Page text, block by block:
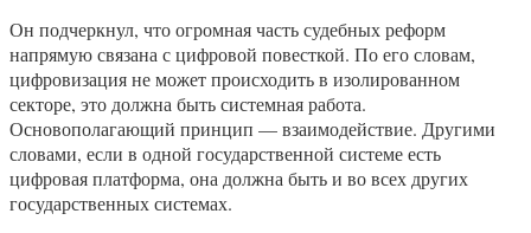
Он подчеркнул, что огромная часть судебных реформ
напрямую связана с цифровой повесткой. По его словам,
цифровизация не может происходить в изолированном
секторе, это должна быть системная работа.
Основополагающий принцип — взаимодействие. Другими
словами, если в одной государственной системе есть
цифровая платформа, она должна быть и во всех других
государственных системах.